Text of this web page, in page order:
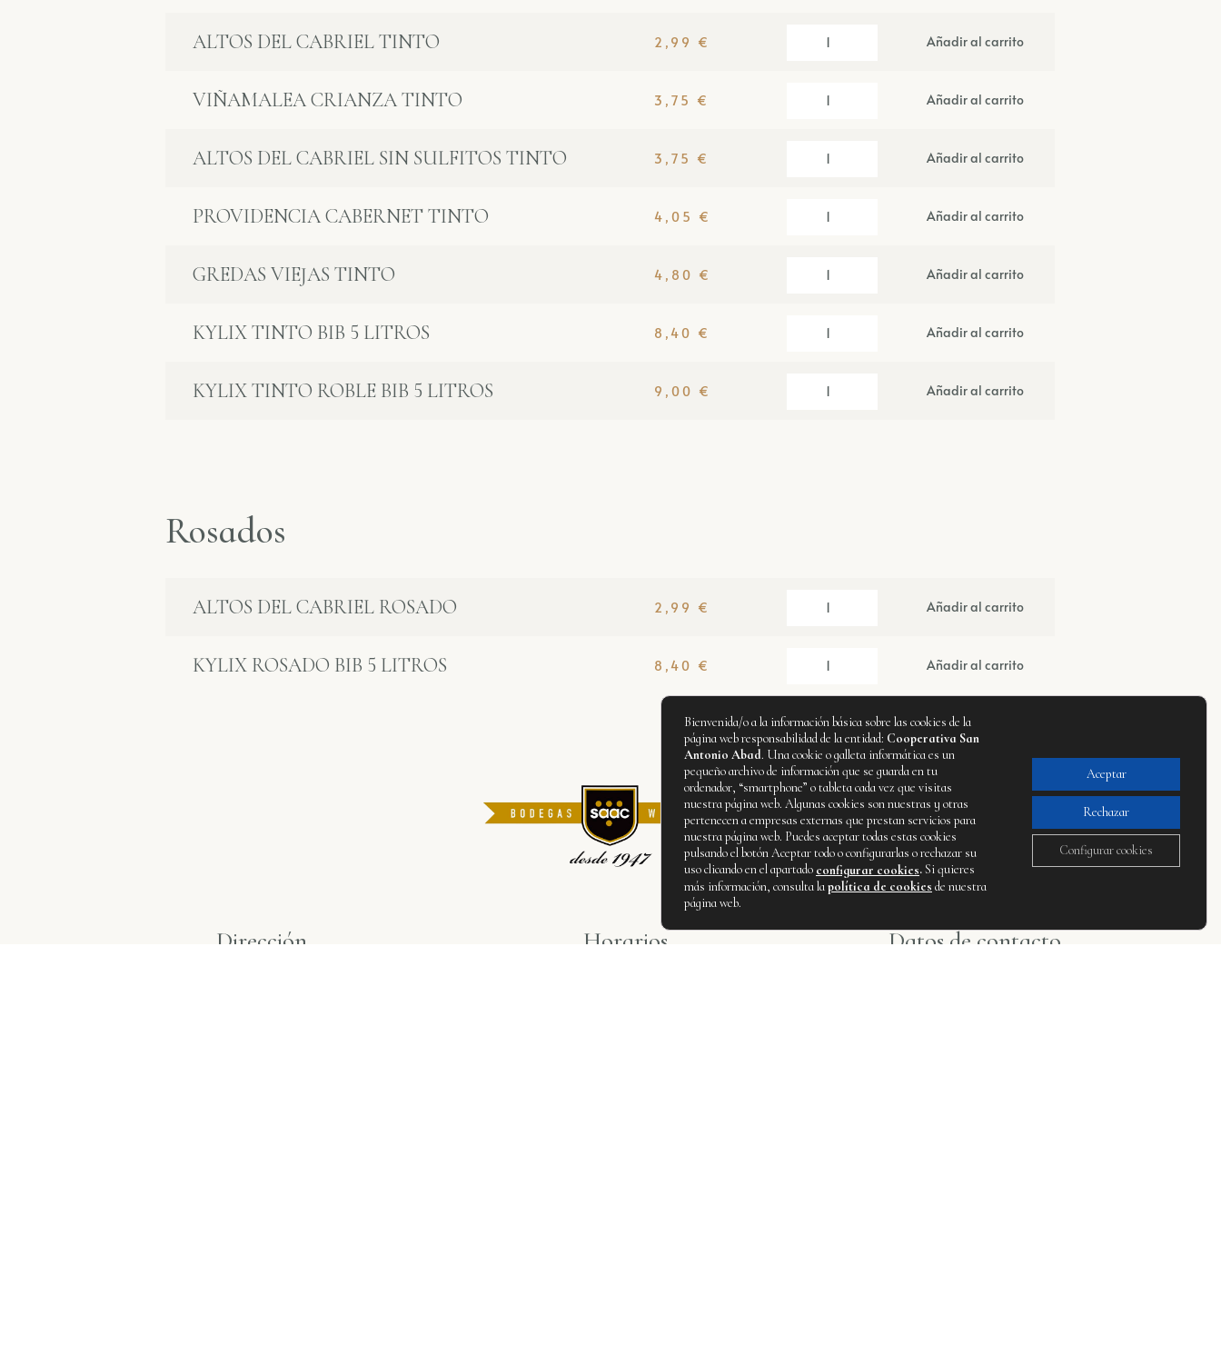
ALTOS DEL CABRIEL TINTO 2,99 € Añadir al carrito
VIÑAMALEA CRIANZA TINTO 3,75 € Añadir al carrito
ALTOS DEL CABRIEL SIN SULFITOS TINTO 3,75 € Añadir al carrito
PROVIDENCIA CABERNET TINTO 4,05 € Añadir al carrito
GREDAS VIEJAS TINTO 4,80 € Añadir al carrito
KYLIX TINTO BIB 5 LITROS 8,40 € Añadir al carrito
KYLIX TINTO ROBLE BIB 5 LITROS 9,00 € Añadir al carrito
Rosados
ALTOS DEL CABRIEL ROSADO 2,99 € Añadir al carrito
KYLIX ROSADO BIB 5 LITROS 8,40 € Añadir al carrito
Dirección Horarios Datos de contacto
Bienvenida/o a la información básica sobre las cookies de la
página web responsabilidad de la entidad: Cooperativa San
Antonio Abad. Una cookie o galleta informática es un
pequeño archivo de información que se guarda en tu
ordenador, “smartphone” o tableta cada vez que visitas
nuestra página web. Algunas cookies son nuestras y otras
pertenecen a empresas externas que prestan servicios para
nuestra página web. Puedes aceptar todas estas cookies
pulsando el botón Aceptar todo o configurarlas o rechazar su
uso clicando en el apartado configurar cookies.Si quieres
más información, consulta lapolítica de cookies de nuestra
página web.
Aceptar
Rechazar
Configurar cookies